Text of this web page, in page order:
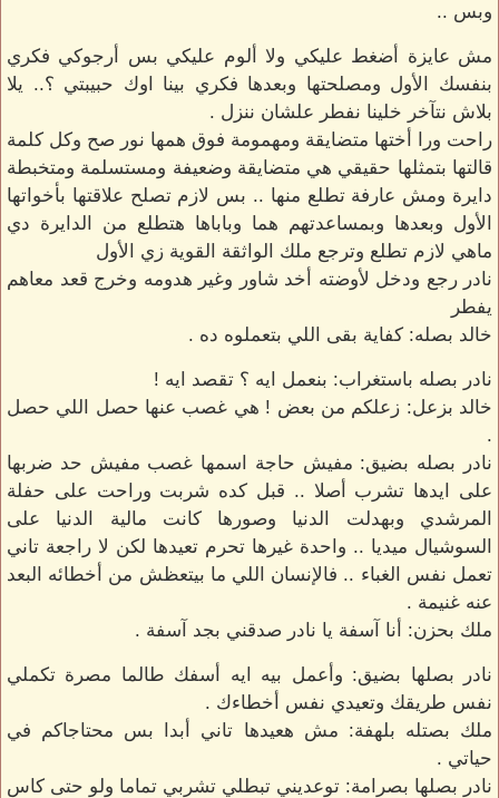
وبس ..
مش عايزة أضغط عليكي ولا ألوم عليكي بس أرجوكي فكري
بنفسك الأول ومصلحتها وبعدها فكري بينا اوك حبيبتي ؟.. يلا
بلاش نتآخر خلينا نفطر علشان ننزل .
راحت ورا أختها متضايقة ومهمومة فوق همها نور صح وكل كلمة
قالتها بتمثلها حقيقي هي متضايقة وضعيفة ومستسلمة ومتخبطة
دايرة ومش عارفة تطلع منها .. بس لازم تصلح علاقتها بأخواتها
الأول وبعدها وبمساعدتهم هما وباباها هتطلع من الدايرة دي
ماهي لازم تطلع وترجع ملك الواثقة القوية زي الأول
نادر رجع ودخل لأوضته أخد شاور وغير هدومه وخرج قعد معاهم
يفطر
خالد بصله: كفاية بقى اللي بتعملوه ده .
نادر بصله باستغراب: بنعمل ايه ؟ تقصد ايه !
خالد بزعل: زعلكم من بعض ! هي غصب عنها حصل اللي حصل
.
نادر بصله بضيق: مفيش حاجة اسمها غصب مفيش حد ضربها
على ايدها تشرب أصلا .. قبل كده شربت وراحت على حفلة
المرشدي وبهدلت الدنيا وصورها كانت مالية الدنيا على
السوشيال ميديا .. واحدة غيرها تحرم تعيدها لكن لا راجعة تاني
تعمل نفس الغباء .. فالإنسان اللي ما بيتعظش من أخطائه البعد
عنه غنيمة .
ملك بحزن: أنا آسفة يا نادر صدقني بجد آسفة .
نادر بصلها بضيق: وأعمل بيه ايه أسفك طالما مصرة تكملي
نفس طريقك وتعيدي نفس أخطاءك .
ملك بصتله بلهفة: مش هعيدها تاني أبدا بس محتاجاكم في
حياتي .
نادر بصلها بصرامة: توعديني تبطلي تشربي تماما ولو حتى كاس